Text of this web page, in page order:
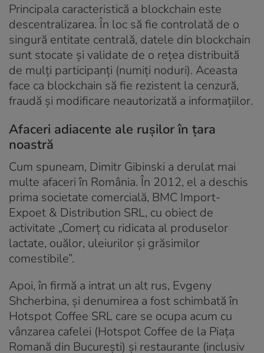
Principala caracteristică a blockchain este
descentralizarea. În loc să fie controlată de o
singură entitate centrală, datele din blockchain
sunt stocate și validate de o rețea distribuită
de mulți participanți (numiți noduri). Aceasta
face ca blockchain să fie rezistent la cenzură,
fraudă și modificare neautorizată a informațiilor.
Afaceri adiacente ale rușilor în țara
noastră
Cum spuneam, Dimitr Gibinski a derulat mai
multe afaceri în România. În 2012, el a deschis
prima societate comercială, BMC Import-
Expoet & Distribution SRL, cu obiect de
activitate „Comerț cu ridicata al produselor
lactate, ouălor, uleiurilor și grăsimilor
comestibile”.
Apoi, în firmă a intrat un alt rus, Evgeny
Shcherbina, și denumirea a fost schimbată în
Hotspot Coffee SRL care se ocupa acum cu
vânzarea cafelei (Hotspot Coffee de la Piața
Romană din București) și restaurante (inclusiv